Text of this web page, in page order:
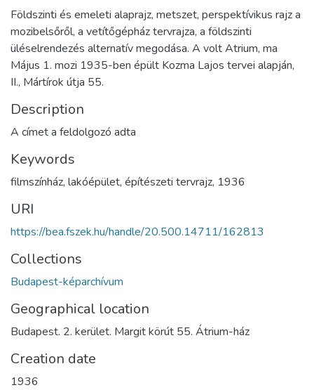
Földszinti és emeleti alaprajz, metszet, perspektívikus rajz a
mozibelsőről, a vetítőgépház tervrajza, a földszinti
üléselrendezés alternatív megodása. A volt Atrium, ma
Május 1. mozi 1935-ben épült Kozma Lajos tervei alapján,
II., Mártírok útja 55.
Description
A címet a feldolgozó adta
Keywords
filmszínház, lakóépület, építészeti tervrajz, 1936
URI
https://bea.fszek.hu/handle/20.500.14711/162813
Collections
Budapest-képarchívum
Geographical location
Budapest. 2. kerület. Margit körút 55. Átrium-ház
Creation date
1936